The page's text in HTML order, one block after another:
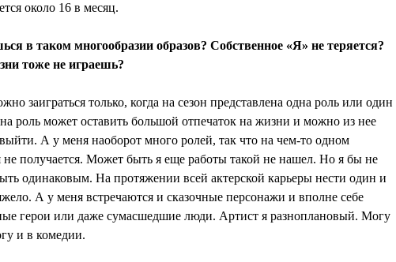
около 16 в месяц.
в таком многообразии образов? Собственное «Я» не теряется?
тоже не играешь?
заиграться только, когда на сезон представлена одна роль или один
роль может оставить большой отпечаток на жизни и можно из нее
А у меня наоборот много ролей, так что на чем-то одном
не получается. Может быть я еще работы такой не нашел. Но я бы не
одинаковым. На протяжении всей актерской карьеры нести один и
А у меня встречаются и сказочные персонажи и вполне себе
герои или даже сумасшедшие люди. Артист я разноплановый. Могу
и в комедии.